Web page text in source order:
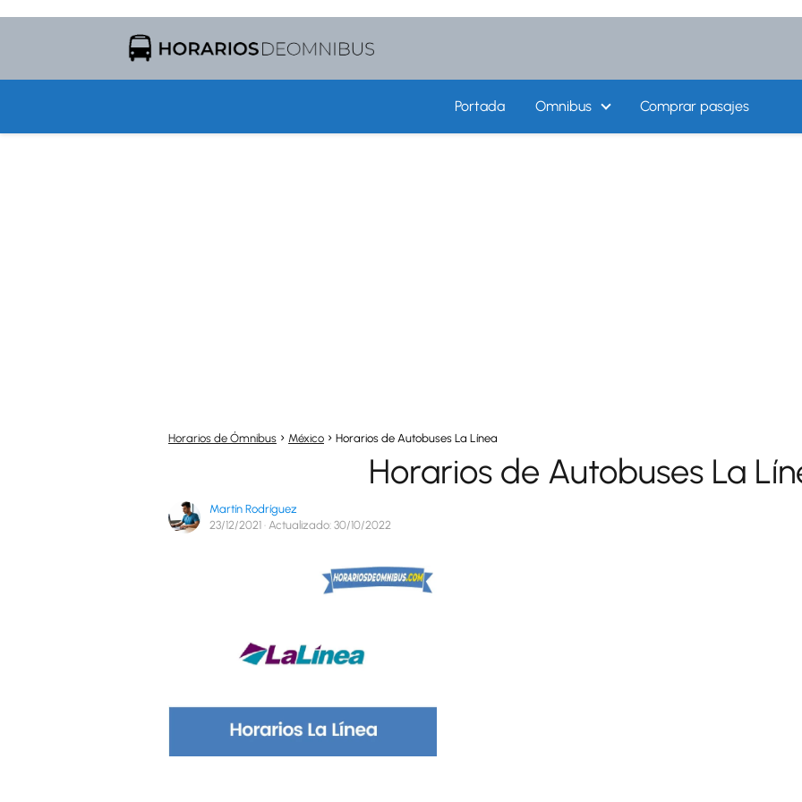
Portada Omnibus Comprar pasajes
Horarios de Ómnibus México Horarios de Autobuses La Línea
Horarios de Autobuses La
Martín Rodríguez
23/12/2021 · Actualizado: 30/10/2022